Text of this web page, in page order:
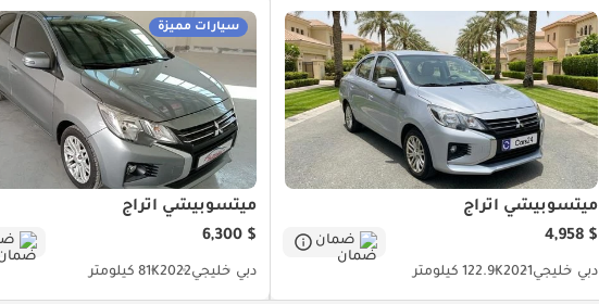
ميتسوبيشي اتراج
$ 4,958
ضمان
دبي خليجي2021122.9K كيلومتر
سيارات مميزة
ميتسوبيشي اتراج
$ 6,300
دبي خليجي202281K كيلومتر